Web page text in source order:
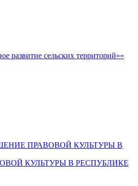
развитие сельских территорий»»
ПРАВОВОЙ КУЛЬТУРЫ В
КУЛЬТУРЫ В РЕСПУБЛИКЕ